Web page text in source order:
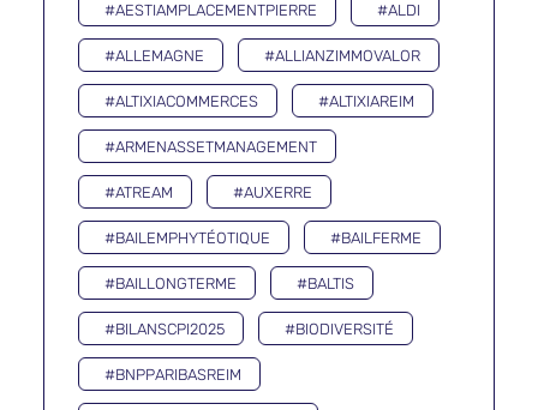
#AESTIAMPLACEMENTPIERRE #ALDI
#ALLEMAGNE #ALLIANZIMMOVALOR
#ALTIXIACOMMERCES #ALTIXIAREIM
#ARMENASSETMANAGEMENT
#ATREAM #AUXERRE
#BAILEMPHYTÉOTIQUE #BAILFERME
#BAILLONGTERME #BALTIS
#BILANSCPI2025 #BIODIVERSITÉ
#BNPPARIBASREIM